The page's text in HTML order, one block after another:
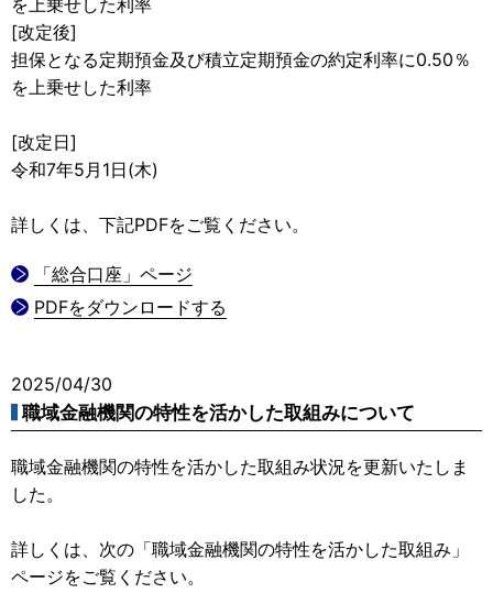
[改定後]
担保となる定期預金及び積立定期預金の約定利率に0.50％
を上乗せした利率
[改定日]
令和7年5月1日(木)
詳しくは、下記PDFをご覧ください。
「総合口座」ページ
PDFをダウンロードする
2025/04/30
職域金融機関の特性を活かした取組みについて
職域金融機関の特性を活かした取組み状況を更新いたしま
した。
詳しくは、次の「職域金融機関の特性を活かした取組み」
ページをご覧ください。